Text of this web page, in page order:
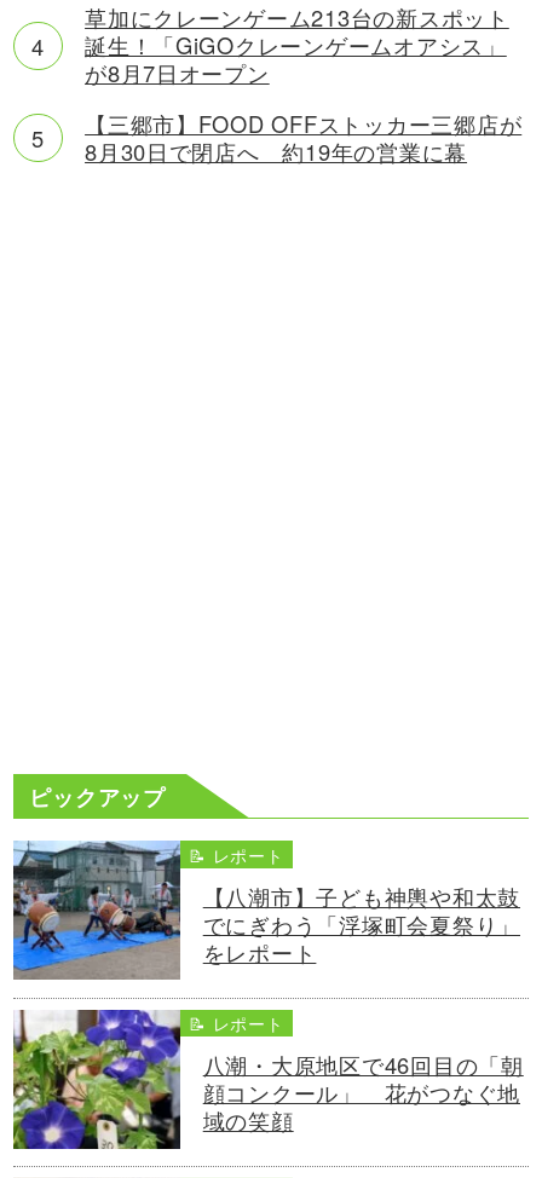
草加にクレーンゲーム213台の新スポット
誕生！「GiGOクレーンゲームオアシス」
が8月7日オープン
【三郷市】FOOD OFFストッカー三郷店が
8月30日で閉店へ 約19年の営業に幕
ピックアップ
📝 レポート
【八潮市】子ども神輿や和太鼓
でにぎわう「浮塚町会夏祭り」
をレポート
📝 レポート
八潮・大原地区で46回目の「朝
顔コンクール」 花がつなぐ地
域の笑顔